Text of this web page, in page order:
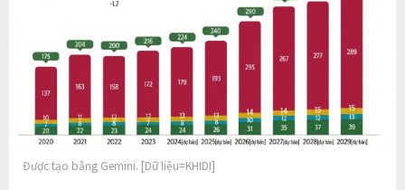
Được tạo bằng Gemini. [Dữ liệu=KHIDI]